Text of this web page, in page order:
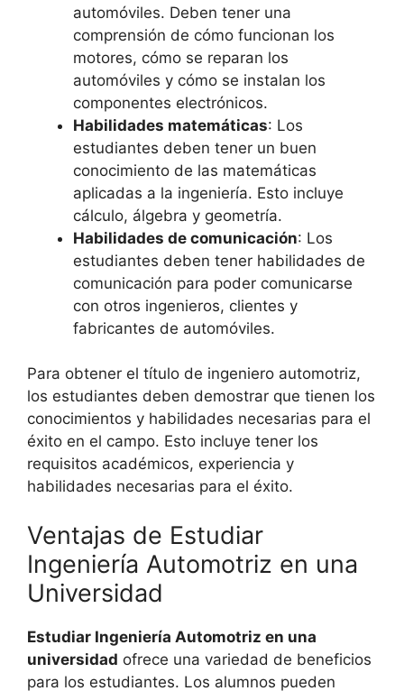
automóviles. Deben tener una
comprensión de cómo funcionan los
motores, cómo se reparan los
automóviles y cómo se instalan los
componentes electrónicos.
Habilidades matemáticas: Los
estudiantes deben tener un buen
conocimiento de las matemáticas
aplicadas a la ingeniería. Esto incluye
cálculo, álgebra y geometría.
Habilidades de comunicación: Los
estudiantes deben tener habilidades de
comunicación para poder comunicarse
con otros ingenieros, clientes y
fabricantes de automóviles.
Para obtener el título de ingeniero automotriz,
los estudiantes deben demostrar que tienen los
conocimientos y habilidades necesarias para el
éxito en el campo. Esto incluye tener los
requisitos académicos, experiencia y
habilidades necesarias para el éxito.
Ventajas de Estudiar
Ingeniería Automotriz en una
Universidad
Estudiar Ingeniería Automotriz en una
universidad ofrece una variedad de beneficios
para los estudiantes. Los alumnos pueden